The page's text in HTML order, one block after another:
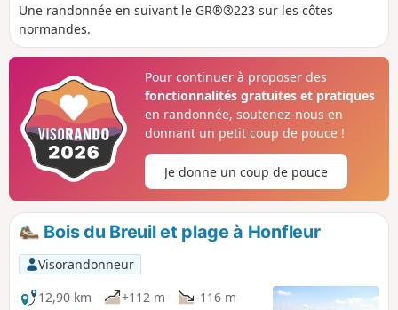
Une randonnée en suivant le GR®®223 sur les côtes
normandes.
Pour continuer à proposer des
fonctionnalités gratuites et pratiques
en randonnée, soutenez-nous en
donnant un petit coup de pouce !
Je donne un coup de pouce
Bois du Breuil et plage à Honfleur
Visorandonneur
12,90 km
+112 m
-116 m